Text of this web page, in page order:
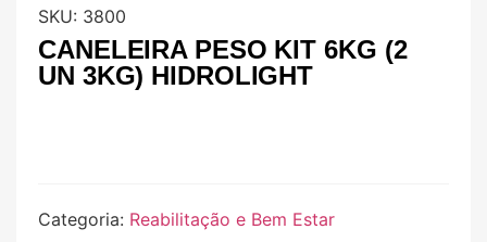
SKU: 3800
CANELEIRA PESO KIT 6KG (2
UN 3KG) HIDROLIGHT
Categoria: Reabilitação e Bem Estar